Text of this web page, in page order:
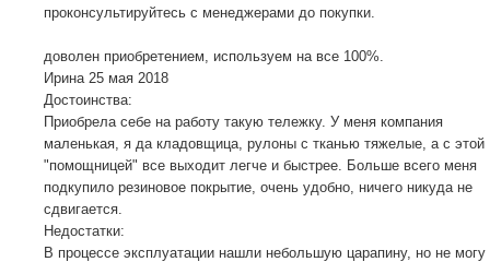
проконсультируйтесь с менеджерами до покупки.
доволен приобретением, используем на все 100%.
Ирина 25 мая 2018
Достоинства:
Приобрела себе на работу такую тележку. У меня компания
маленькая, я да кладовщица, рулоны с тканью тяжелые, а с этой
"помощницей" все выходит легче и быстрее. Больше всего меня
подкупило резиновое покрытие, очень удобно, ничего никуда не
сдвигается.
Недостатки:
В процессе эксплуатации нашли небольшую царапину, но не могу